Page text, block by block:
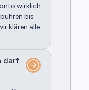
wirklich
bis
klären alle
darf